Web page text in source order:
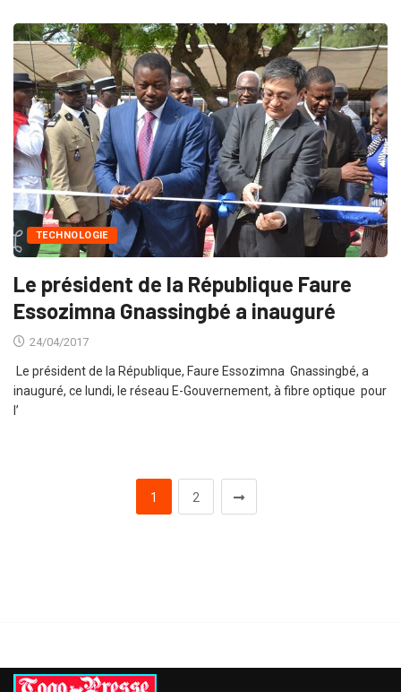
TECHNOLOGIE
Le président de la République Faure
Essozimna Gnassingbé a inauguré
24/04/2017
Le président de la République, Faure Essozimna Gnassingbé, a
inauguré, ce lundi, le réseau E-Gouvernement, à fibre optique pour
l’
1 2